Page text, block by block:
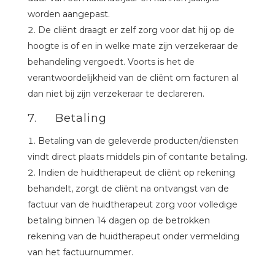
worden aangepast.
De cliënt draagt er zelf zorg voor dat hij op de
hoogte is of en in welke mate zijn verzekeraar de
behandeling vergoedt. Voorts is het de
verantwoordelijkheid van de cliënt om facturen al
dan niet bij zijn verzekeraar te declareren.
7. Betaling
Betaling van de geleverde producten/diensten
vindt direct plaats middels pin of contante betaling.
Indien de huidtherapeut de cliënt op rekening
behandelt, zorgt de cliënt na ontvangst van de
factuur van de huidtherapeut zorg voor volledige
betaling binnen 14 dagen op de betrokken
rekening van de huidtherapeut onder vermelding
van het factuurnummer.